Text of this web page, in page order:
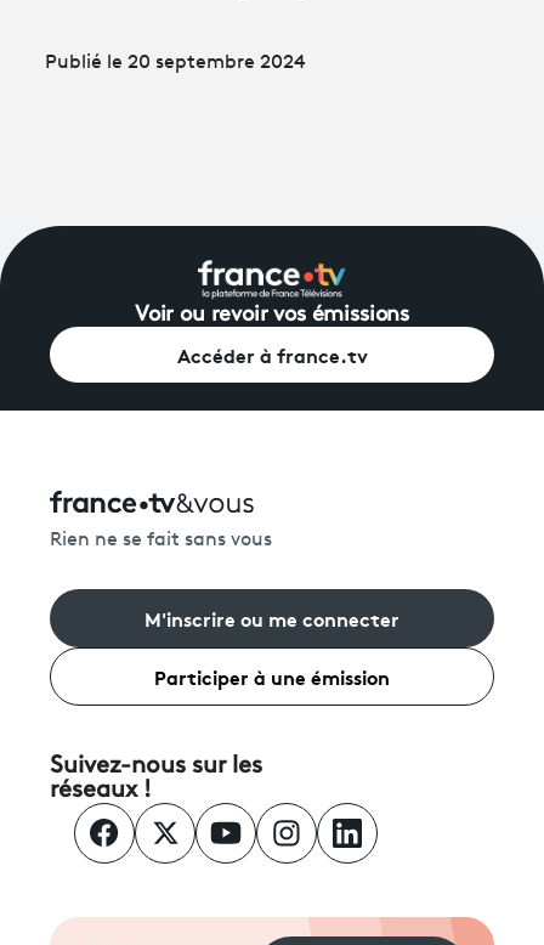
Publié le 20 septembre 2024
Voir ou revoir vos émissions
Accéder à france.tv
Rien ne se fait sans vous
M'inscrire ou me connecter
Participer à une émission
Suivez-nous sur les
réseaux !